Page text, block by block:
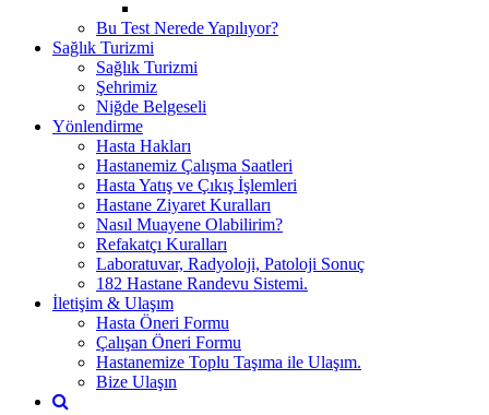
Bu Test Nerede Yapılıyor?
Sağlık Turizmi
Sağlık Turizmi
Şehrimiz
Niğde Belgeseli
Yönlendirme
Hasta Hakları
Hastanemiz Çalışma Saatleri
Hasta Yatış ve Çıkış İşlemleri
Hastane Ziyaret Kuralları
Nasıl Muayene Olabilirim?
Refakatçı Kuralları
Laboratuvar, Radyoloji, Patoloji Sonuç
182 Hastane Randevu Sistemi.
İletişim & Ulaşım
Hasta Öneri Formu
Çalışan Öneri Formu
Hastanemize Toplu Taşıma ile Ulaşım.
Bize Ulaşın